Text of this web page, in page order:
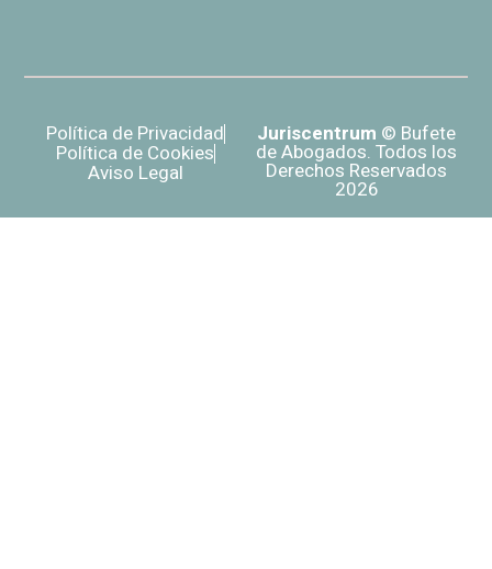
Política de Privacidad
Política de Cookies
Aviso Legal
Juriscentrum © Bufete
de Abogados. Todos los
Derechos Reservados
2026